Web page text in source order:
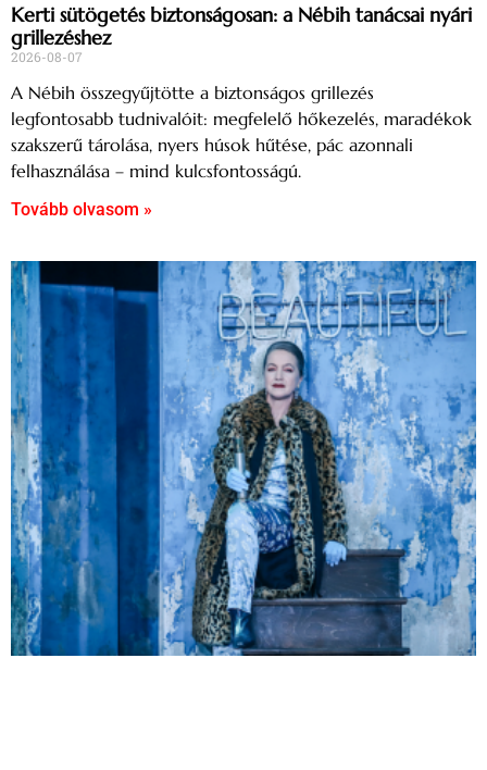
Kerti sütögetés biztonságosan: a Nébih tanácsai nyári
grillezéshez
2026-08-07
A Nébih összegyűjtötte a biztonságos grillezés
legfontosabb tudnivalóit: megfelelő hőkezelés, maradékok
szakszerű tárolása, nyers húsok hűtése, pác azonnali
felhasználása – mind kulcsfontosságú.
Tovább olvasom »